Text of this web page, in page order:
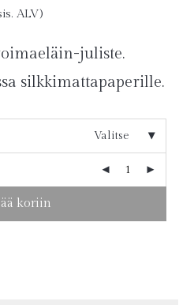
ALV)
juliste.
silkkimattapaperille.
Valitse
koriin